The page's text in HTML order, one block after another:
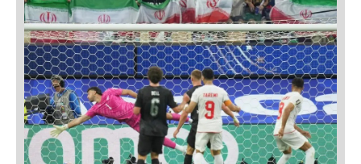
VIDEO
DIGƏR